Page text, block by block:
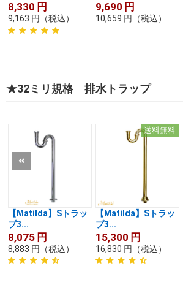
8,330 円
9,163 円 （税込）
9,690 円
10,659 円 （税込）
★32ミリ規格 排水トラップ
【Matilda】Sトラッ
プ3...
8,075 円
8,883 円 （税込）
送料無料
【Matilda】Sトラッ
プ3...
15,300 円
16,830 円 （税込）